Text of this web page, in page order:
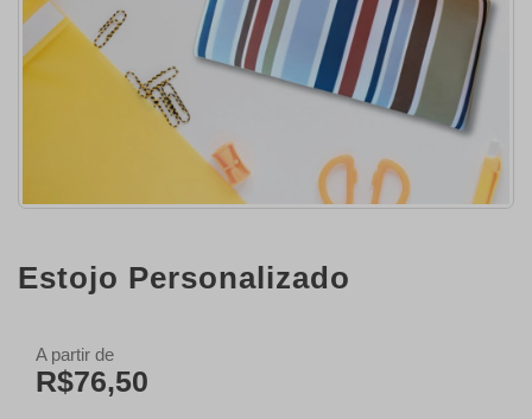
Estojo Personalizado
A partir de
R$76,50